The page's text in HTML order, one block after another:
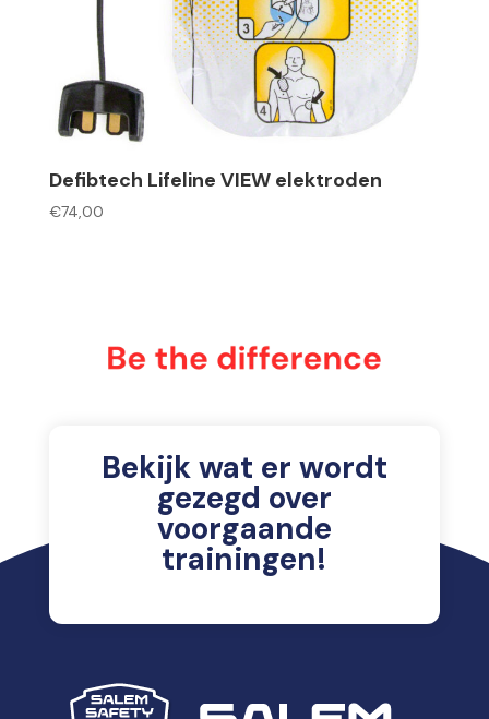
Defibtech Lifeline VIEW elektroden
€74,00
Bekijk wat er wordt
gezegd over
voorgaande
trainingen!